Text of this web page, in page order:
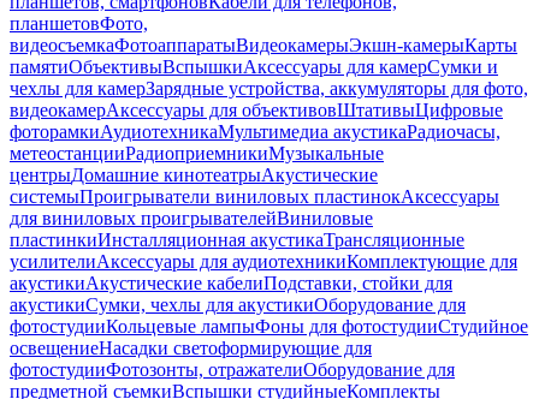
планшетовФото,
видеосъемкаФотоаппаратыВидеокамерыЭкшн-камерыКарты
памятиОбъективыВспышкиАксессуары для камерСумки и
чехлы для камерЗарядные устройства, аккумуляторы для фото,
видеокамерАксессуары для объективовШтативыЦифровые
фоторамкиАудиотехникаМультимедиа акустикаРадиочасы,
метеостанцииРадиоприемникиМузыкальные
центрыДомашние кинотеатрыАкустические
системыПроигрыватели виниловых пластинокАксессуары
для виниловых проигрывателейВиниловые
пластинкиИнсталляционная акустикаТрансляционные
усилителиАксессуары для аудиотехникиКомплектующие для
акустикиАкустические кабелиПодставки, стойки для
акустикиСумки, чехлы для акустикиОборудование для
фотостудииКольцевые лампыФоны для фотостудииСтудийное
освещениеНасадки светоформирующие для
фотостудииФотозонты, отражателиОборудование для
предметной съемкиВспышки студийныеКомплекты